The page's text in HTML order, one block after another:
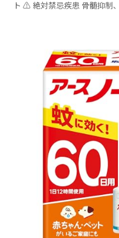
ト ⚠️ 絶対禁忌疾患 骨髄抑制、慢性肝疾患、重篤な腎障害など生命に